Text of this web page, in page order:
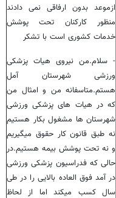
ازموعد بدون ارفاقی نمی دادند
منظور کارکنان تحت پوشش
خدمات کشوری است با تشکر
- سلام.من نیروی هیات پزشکی
ورزشی شهرستان آمل
هستم.متاسفانه من و امثال من
که در هیات های پزشکی ورزشی
شهرستان ها مشغول بکار هستیم
نه طبق قانون کار حقوق میگیریم
و نه تحت پوشش بیمه هستیم.در
حالی که فدراسیون پزشکی ورزشی
در آمد فوق العاده بالایی را در طی
سال کسب میکند اما از لحاظ